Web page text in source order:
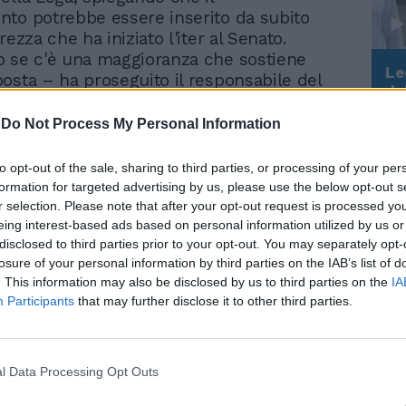
Do Not Process My Personal Information
opt-out of the sale, sharing to third parties, or processing of your
for targeted advertising by us, please use the below opt-out
selection. Please note that after your opt-out request is processed
interest-based ads based on personal information utilized by us
to third parties prior to your opt-out. You may separately
of your personal information by third parties on the IAB’s list of
This information may also be disclosed by us to third parties on the
Participants that may further disclose it to other third parties.
Data Processing Opt Outs
potrebbe essere inserito da subito
che ha iniziato l'iter al Senato.
se c'è una maggioranza che sostiene
– ha proseguito il responsabile del
e per questo riteniamo che questo
in centro a Roma, Maroni ha ripetuto
volta tutta la sua contrarietà verso la
giudici di rimettere in libertà i ragazzi
fermati per gli incidenti. «La
è stata un errore, anche perché c'è un
del reato – ha spiegato – Non
è un'opinione e non una critica
della decisione dei magistrati». Ma per
vista della protesta di mercoledì. Visto
Trump, Meloni e la strategia